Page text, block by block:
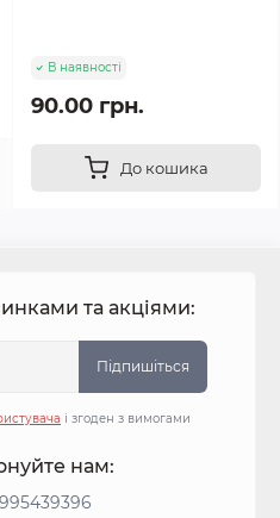
В наявності
90.00 грн.
До кошика
та акціями:
Підпишіться
і згоден з вимогами
нам: